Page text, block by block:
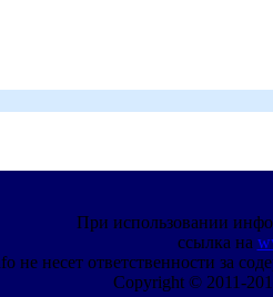
При использовании
ссылка на
не несет ответственности за
Copyright © 2011-